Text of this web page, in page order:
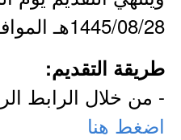
1445/08/28هـ الموافق 2024/03/09م.
طريقة التقديم:
- من خلال الرابط
اضغط هنا